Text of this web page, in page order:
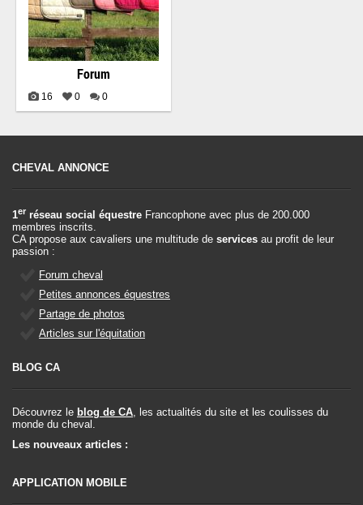
Forum
16 0 0
CHEVAL ANNONCE
1er réseau social équestre Francophone avec plus de 200.000
membres inscrits.
CA propose aux cavaliers une multitude de services au profit de leur
passion :
Forum cheval
Petites annonces équestres
Partage de photos
Articles sur l'équitation
BLOG CA
Découvrez le blog de CA, les actualités du site et les coulisses du
monde du cheval.
Les nouveaux articles :
APPLICATION MOBILE